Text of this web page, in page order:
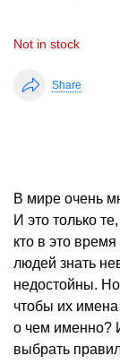
Not in stock
Share
В мире очень
И это только
кто в это
людей знать
недостойны.
чтобы их
о чем именно?
выбрать